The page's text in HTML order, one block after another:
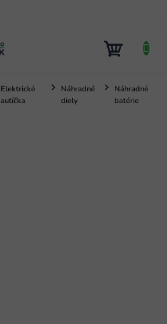
KOŠÍK
Elektrické
autíčka
Náhradné
diely
Náhradné
batérie